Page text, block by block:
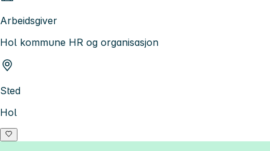
Arbeidsgiver
Hol kommune HR og organisasjon
Sted
Hol